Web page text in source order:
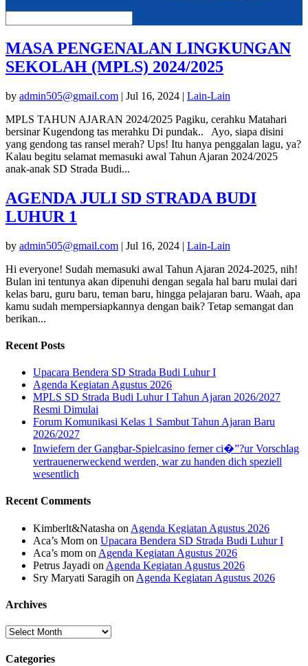
MASA PENGENALAN LINGKUNGAN
SEKOLAH (MPLS) 2024/2025
by admin505@gmail.com | Jul 16, 2024 | Lain-Lain
MPLS TAHUN AJARAN 2024/2025 Pagiku, cerahku Matahari
bersinar Kugendong tas merahku Di pundak.. Ayo, siapa disini
yang gendong tas ransel merah? Ups! Itu hanya penggalan lagu, ya?
Kalau begitu selamat memasuki awal Tahun Ajaran 2024/2025
anak-anak SD Strada Budi...
AGENDA JULI SD STRADA BUDI
LUHUR 1
by admin505@gmail.com | Jul 16, 2024 | Lain-Lain
Hi everyone! Sudah memasuki awal Tahun Ajaran 2024-2025, nih!
Bulan ini tentunya akan dipenuhi dengan segala hal baru mulai dari
kelas baru, guru baru, teman baru, hingga pelajaran baru. Waah, apa
kamu sudah mempersiapkannya dengan baik? Tetap semangat dan
berikan...
Recent Posts
Upacara Bendera SD Strada Budi Luhur I
Agenda Kegiatan Agustus 2026
MPLS SD Strada Budi Luhur I Tahun Ajaran 2026/2027
Resmi Dimulai
Forum Komunikasi Kelas 1 Sambut Tahun Ajaran Baru
2026/2027
Inwiefern der Gangbar-Spielcasino ferner ci�”?ur Vorschlag
vertrauenerweckend werden, war zu handen dich speziell
wesentlich
Recent Comments
Kimberlt&Natasha on Agenda Kegiatan Agustus 2026
Aca’s Mom on Upacara Bendera SD Strada Budi Luhur I
Aca’s mom on Agenda Kegiatan Agustus 2026
Petrus Jayadi on Agenda Kegiatan Agustus 2026
Sry Maryati Saragih on Agenda Kegiatan Agustus 2026
Archives
Archives
Categories